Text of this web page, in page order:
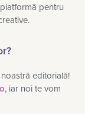
pentru
editorială!
, iar noi te vom